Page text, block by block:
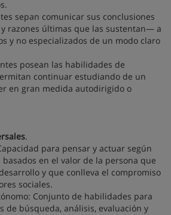
sepan comunicar sus conclusiones
razones últimas que las sustentan— a
y no especializados de un modo claro
posean las habilidades de
continuar estudiando de un
en gran medida autodirigido o
.
para pensar y actuar según
en el valor de la persona que
y que conlleva el compromiso
sociales.
Conjunto de habilidades para
de búsqueda, análisis, evaluación y